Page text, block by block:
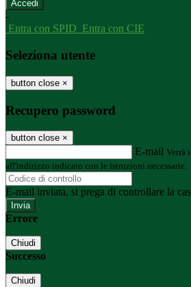
-
Entra con SPID Entra con CIE
Seleziona utente
button close ×
Recupero password
button close ×
E-mail Verrà
all'indirizzo indicato con le istruzioni necessarie.
E-mail inviata, si prega di controllare la
Errore
Chiudi
Successo
Chiudi